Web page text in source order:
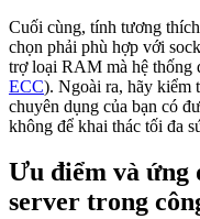
Cuối cùng, tính tương
chọn phải phù hợp với
trợ loại RAM mà hệ
ECC). Ngoài ra, hãy kiểm
chuyên dụng của bạn có
không để khai thác tối đa
Ưu điểm và ứng
server trong